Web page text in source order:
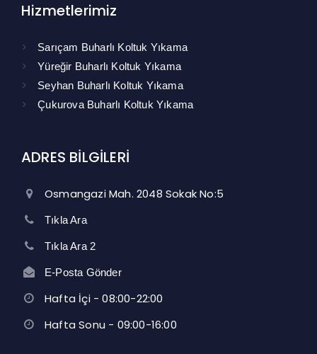
Hizmetlerimiz
Sarıçam Buharlı Koltuk Yıkama
Yüreğir Buharlı Koltuk Yıkama
Seyhan Buharlı Koltuk Yıkama
Çukurova Buharlı Koltuk Yıkama
ADRES BİLGİLERİ
Osmangazi Mah. 2048 Sokak No:5
Tıkla Ara
Tıkla Ara 2
E-Posta Gönder
Hafta İçi - 08:00-22:00
Hafta Sonu - 09:00-16:00